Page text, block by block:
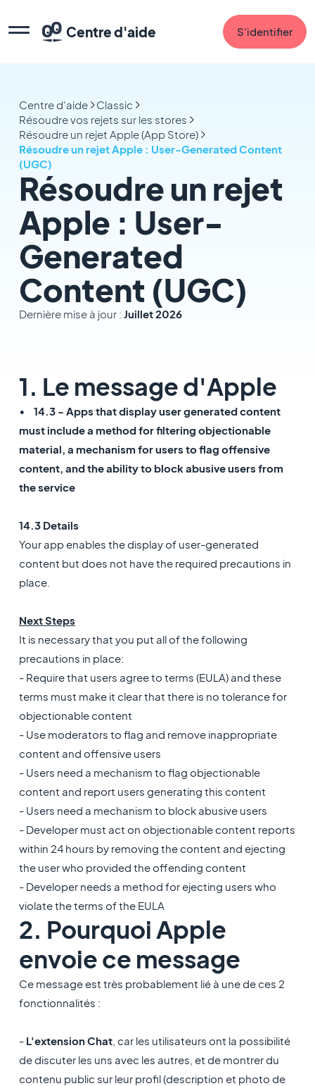
Centre d'aide S'identifier
Centre d'aide
Classic
Résoudre vos rejets sur les stores
Résoudre un rejet Apple (App Store)
Résoudre un rejet Apple : User-Generated Content
(UGC)
Résoudre un rejet
Apple : User-
Generated
Content (UGC)
Dernière mise à jour : Juillet 2026
1. Le message d'Apple
• 14.3 - Apps that display user generated content
must include a method for filtering objectionable
material, a mechanism for users to flag offensive
content, and the ability to block abusive users from
the service
14.3 Details
Your app enables the display of user-generated
content but does not have the required precautions in
place.
Next Steps
It is necessary that you put all of the following
precautions in place:
- Require that users agree to terms (EULA) and these
terms must make it clear that there is no tolerance for
objectionable content
- Use moderators to flag and remove inappropriate
content and offensive users
- Users need a mechanism to flag objectionable
content and report users generating this content
- Users need a mechanism to block abusive users
- Developer must act on objectionable content reports
within 24 hours by removing the content and ejecting
the user who provided the offending content
- Developer needs a method for ejecting users who
violate the terms of the EULA
2. Pourquoi Apple
envoie ce message
Ce message est très probablement lié à une de ces 2
fonctionnalités :
- L'extension Chat, car les utilisateurs ont la possibilité
de discuter les uns avec les autres, et de montrer du
contenu public sur leur profil (description et photo de